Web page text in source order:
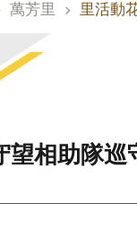
萬芳里 里活動
望相助隊巡